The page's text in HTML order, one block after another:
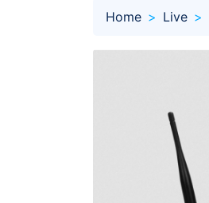
Home Live